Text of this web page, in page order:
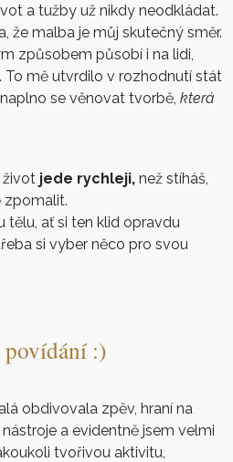
a tužby už nikdy neodkládat.
že malba je můj skutečný směr.
způsobem působí i na lidi,
To mě utvrdilo v rozhodnutí stát
se věnovat tvorbě, která
život jede rychleji, než stíháš,
zpomalit.
tělu, ať si ten klid opravdu
si vyber něco pro svou
:)
obdivovala zpěv, hraní na
a evidentně jsem velmi
tvořivou aktivitu,